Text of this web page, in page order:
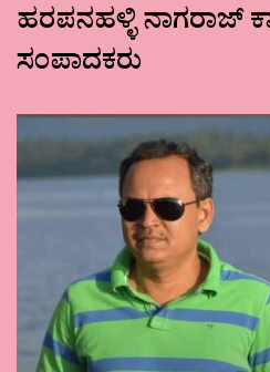
ಹರಪನಹಳ್ಳಿ ನಾಗರಾಜ್
ಸಂಪಾದಕರು